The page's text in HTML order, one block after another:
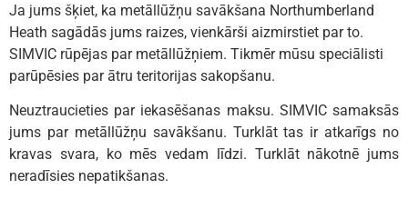
Ja jums šķiet, ka metāllūžņu savākšana Northumberland
Heath sagādās jums raizes, vienkārši aizmirstiet par to.
SIMVIC rūpējas par metāllūžņiem. Tikmēr mūsu speciālisti
parūpēsies par ātru teritorijas sakopšanu.
Neuztraucieties par iekasēšanas maksu. SIMVIC samaksās
jums par metāllūžņu savākšanu. Turklāt tas ir atkarīgs no
kravas svara, ko mēs vedam līdzi. Turklāt nākotnē jums
neradīsies nepatikšanas.